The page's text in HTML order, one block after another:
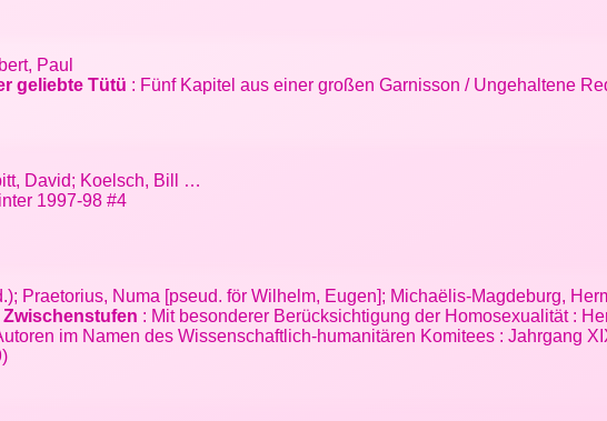
Paul
geliebte Tütü : Fünf Kapitel aus einer großen Garnisson / Ungehaltene
David; Koelsch, Bill …
1997-98 #4
Praetorius, Numa [pseud. för Wilhelm, Eugen]; Michaëlis-Magdeburg,
: Mit besonderer Berücksichtigung der Homosexualität :
im Namen des Wissenschaftlich-humanitären Komitees : Jahrgang